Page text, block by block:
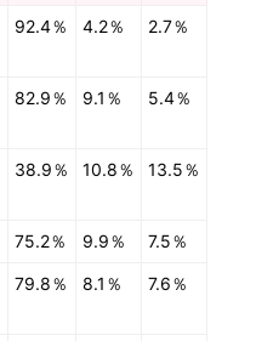
92.4％ 4.2％ 2.7％
82.9％ 9.1％ 5.4％
38.9％ 10.8％ 13.5％
75.2％ 9.9％ 7.5％
79.8％ 8.1％ 7.6％